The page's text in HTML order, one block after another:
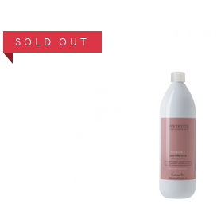
SOLD OUT
DÉTAILS